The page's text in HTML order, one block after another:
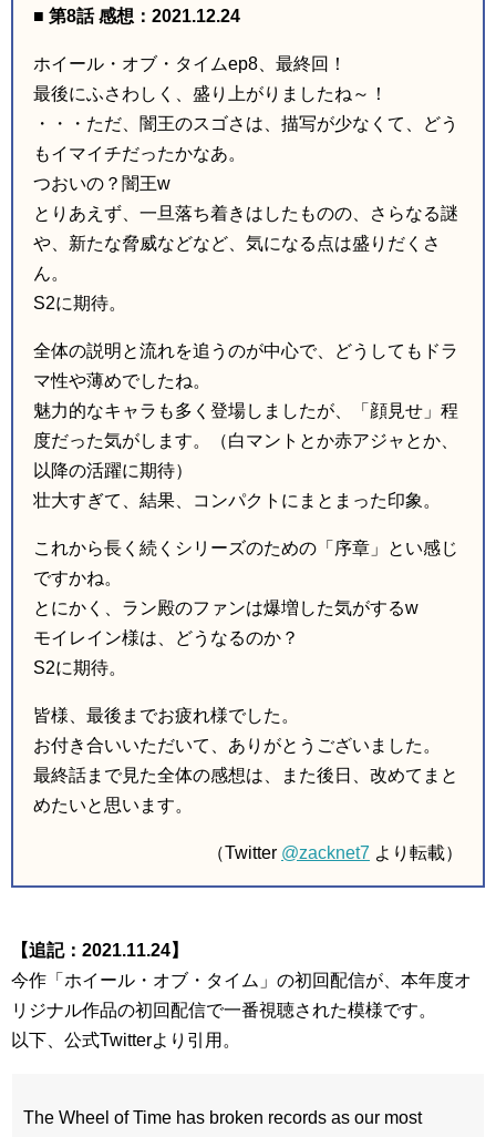
■ 第8話 感想：2021.12.24
ホイール・オブ・タイムep8、最終回！
最後にふさわしく、盛り上がりましたね～！
・・・ただ、闇王のスゴさは、描写が少なくて、どう
もイマイチだったかなあ。
つおいの？闇王w
とりあえず、一旦落ち着きはしたものの、さらなる謎
や、新たな脅威などなど、気になる点は盛りだくさ
ん。
S2に期待。
全体の説明と流れを追うのが中心で、どうしてもドラ
マ性や薄めでしたね。
魅力的なキャラも多く登場しましたが、「顔見せ」程
度だった気がします。（白マントとか赤アジャとか、
以降の活躍に期待）
壮大すぎて、結果、コンパクトにまとまった印象。
これから長く続くシリーズのための「序章」とい感じ
ですかね。
とにかく、ラン殿のファンは爆増した気がするw
モイレイン様は、どうなるのか？
S2に期待。
皆様、最後までお疲れ様でした。
お付き合いいただいて、ありがとうございました。
最終話まで見た全体の感想は、また後日、改めてまと
めたいと思います。
（Twitter @zacknet7 より転載）
【追記：2021.11.24】
今作「ホイール・オブ・タイム」の初回配信が、本年度オ
リジナル作品の初回配信で一番視聴された模様です。
以下、公式Twitterより引用。
The Wheel of Time has broken records as our most